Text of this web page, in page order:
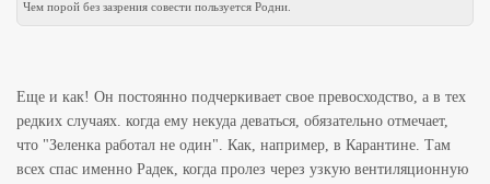
Чем порой без зазрения совести пользуется Родни.
Еще и как! Он постоянно подчеркивает свое превосходство, а в тех
редких случаях. когда ему некуда деваться, обязательно отмечает,
что "Зеленка работал не один". Как, например, в Карантине. Там
всех спас именно Радек, когда пролез через узкую вентиляционную